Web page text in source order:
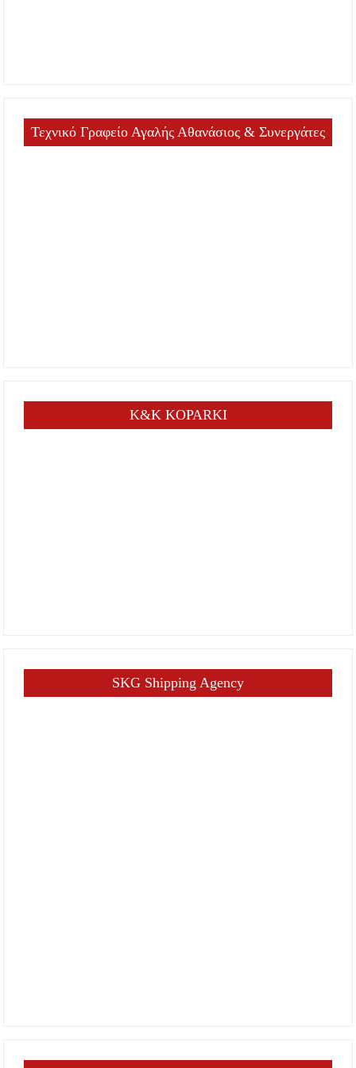
Τεχνικό Γραφείο Αγαλής Αθανάσιος & Συνεργάτες
K&K KOPARKI
SKG Shipping Agency